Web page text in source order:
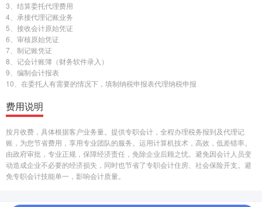
3、结算委托代理费用
4、承接代理记账业务
5、接收会计原始凭证
6、审核原始凭证
7、制记账凭证
8、记会计账簿（财务软件录入）
9、编制会计报表
10、在委托人有需要的情况下，填制纳税申报表代理纳税申报
费用说明
按月收费，具体根据客户业务量。提供专职会计，全程办理税务报到及代理记
账，为您节省费用，享用专业团队的服务。运用计算机技术，高效，低差错率。
由政府审批，专业正规，保障经济责任，免除企业后顾之忧。避免因会计人员变
动造成企业不必要的经济损失，同时也节省了专职会计住房、社会保险开支。避
免专职会计技能单一，影响会计质量。